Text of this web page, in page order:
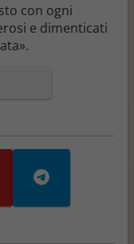
con ogni
e dimenticati